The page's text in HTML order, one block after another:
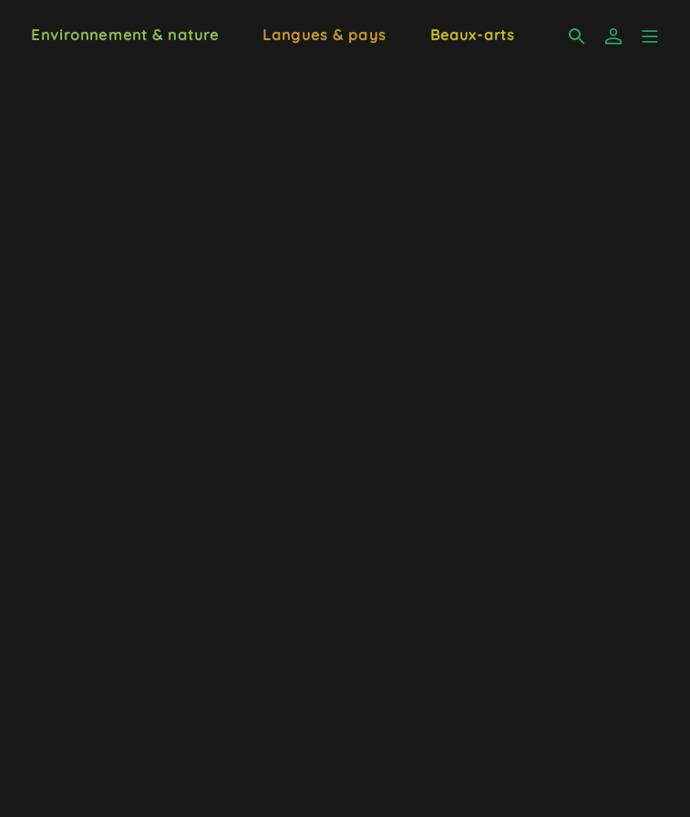
Environnement & nature Langues & pays Beaux-arts